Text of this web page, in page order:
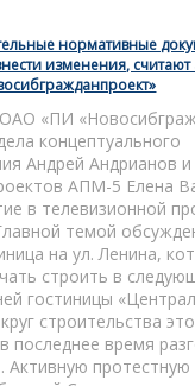
нормативные
изменения, считают
«ПИ
концептуального
Андрей Андрианов и
АПМ-5 Елена
в телевизионной
темой
на ул. Ленина,
строить в
гостиницы
строительства
последнее время
Активную